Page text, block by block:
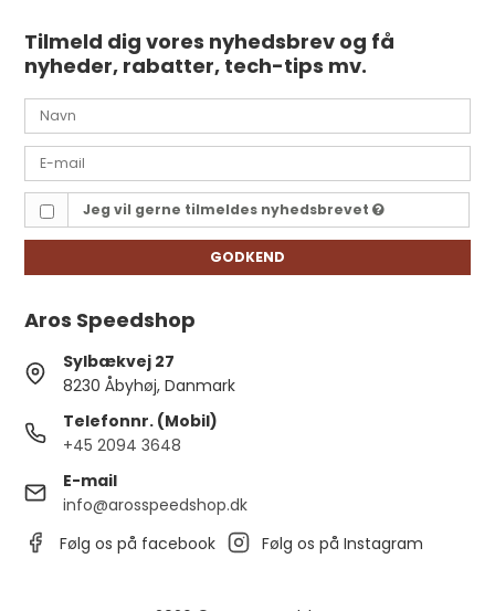
Tilmeld dig vores nyhedsbrev og få
nyheder, rabatter, tech-tips mv.
Jeg vil gerne tilmeldes nyhedsbrevet
GODKEND
Aros Speedshop
Sylbækvej 27
8230 Åbyhøj, Danmark
Telefonnr. (Mobil)
+45 2094 3648
E-mail
info@arosspeedshop.dk
Følg os på facebook
Følg os på Instagram